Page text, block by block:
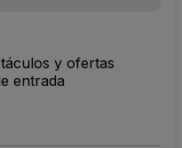
y ofertas
entrada